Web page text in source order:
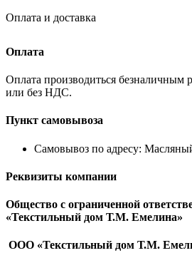
Оплата и доставка
Оплата
Оплата производиться
или без НДС.
Пункт самовывоза
Самовывоз по адресу:
Реквизиты компании
Общество с ограниченной
«Текстильный дом Т.М. Емелина»
ООО «Текстильный дом Т.М.